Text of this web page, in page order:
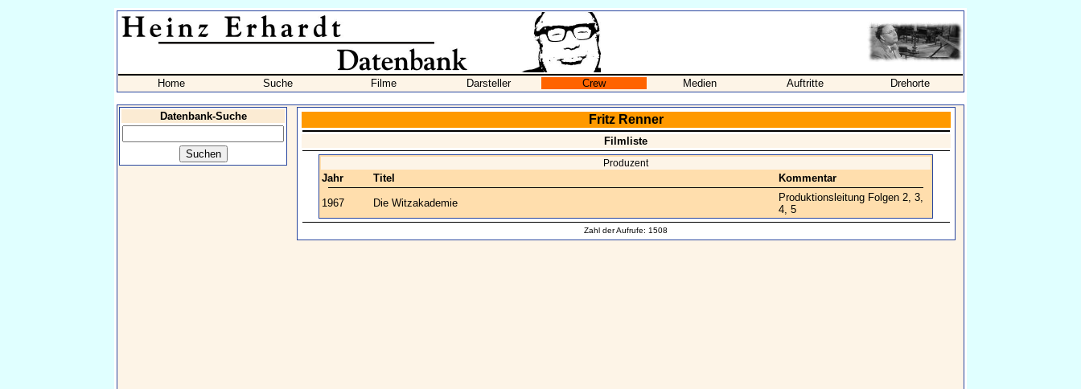
Home Suche Filme Darsteller Crew Medien Auftritte Drehorte
Datenbank-Suche Fritz Renner
Filmliste
Produzent
Jahr Titel Kommentar
1967 Die Witzakademie
Produktionsleitung Folgen 2, 3,
4, 5
Zahl der Aufrufe: 1508